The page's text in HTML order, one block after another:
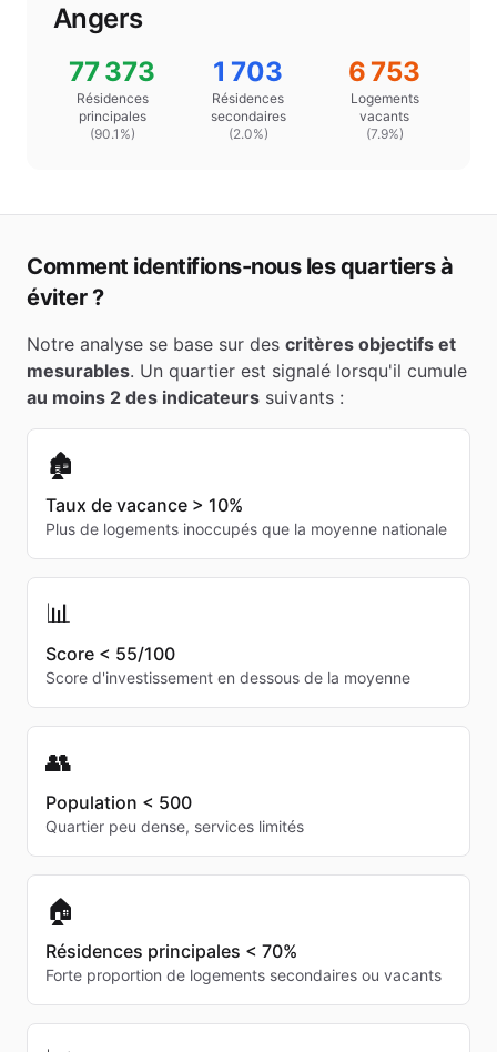
Angers
77 373
Résidences
principales
(90.1 %)
1 703
Résidences
secondaires
(2.0%)
6 753
Logements
vacants
(7.9%)
Comment identifions-nous les quartiers à
éviter ?
Notre analyse se base sur des critères objectifs et
mesurables. Un quartier est signalé lorsqu'il cumule
au moins 2 des indicateurs suivants :
🏚️
Taux de vacance > 10%
Plus de logements inoccupés que la moyenne nationale
📊
Score < 55/100
Score d'investissement en dessous de la moyenne
👥
Population < 500
Quartier peu dense, services limités
🏠
Résidences principales < 70%
Forte proportion de logements secondaires ou vacants